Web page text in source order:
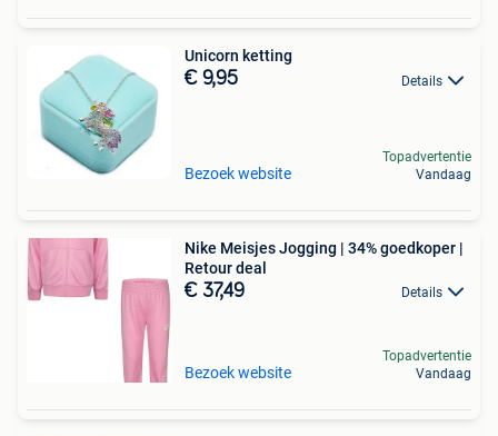
Unicorn ketting
€ 9,95 Details
Bezoek website
Topadvertentie
Vandaag
Nike Meisjes Jogging | 34% goedkoper |
Retour deal
€ 37,49 Details
Bezoek website
Topadvertentie
Vandaag